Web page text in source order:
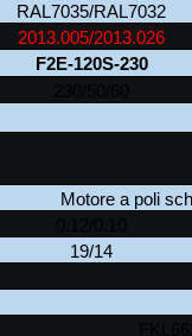
RAL7035/RAL7032
2013.005/2013.026
F2E-120S-230
Motore a poli
19/14